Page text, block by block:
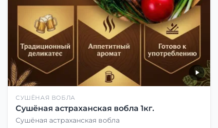
СУШЁНАЯ ВОБЛА
Сушёная астраханская вобла 1кг.
Сушёная астраханская вобла